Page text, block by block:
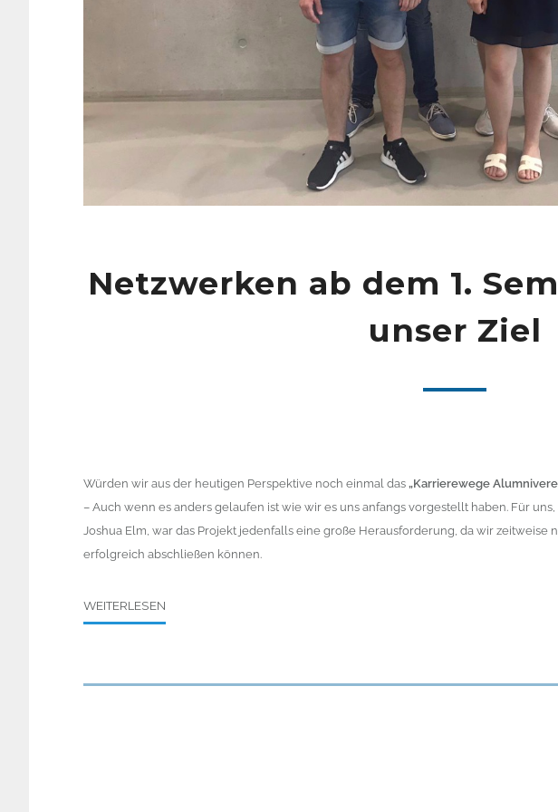
Netzwerken ab dem 1.
unser Ziel
Würden wir aus der heutigen Perspektive noch einmal das „Karrierewege
– Auch wenn es anders gelaufen ist wie wir es uns anfangs vorgestellt haben. Für uns,
Joshua Elm, war das Projekt jedenfalls eine große Herausforderung, da wir zeitweise
erfolgreich abschließen können.
WEITERLESEN